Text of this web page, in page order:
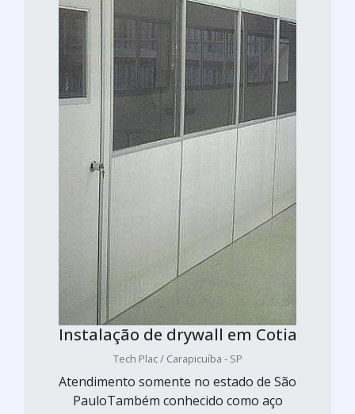
Instalação de drywall em Cotia
Tech Plac / Carapicuíba - SP
Atendimento somente no estado de São
PauloTambém conhecido como aço